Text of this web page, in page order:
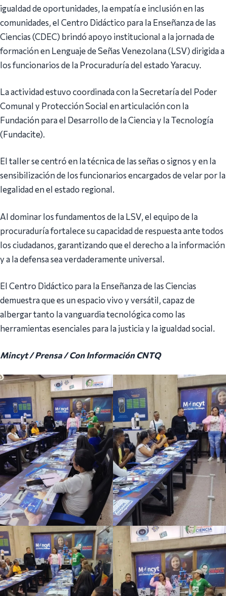
igualdad de oportunidades, la empatía e inclusión en las
comunidades, el Centro Didáctico para la Enseñanza de las
Ciencias (CDEC) brindó apoyo institucional a la jornada de
formación en Lenguaje de Señas Venezolana (LSV) dirigida a
los funcionarios de la Procuraduría del estado Yaracuy.
La actividad estuvo coordinada con la Secretaría del Poder
Comunal y Protección Social en articulación con la
Fundación para el Desarrollo de la Ciencia y la Tecnología
(Fundacite).
El taller se centró en la técnica de las señas o signos y en la
sensibilización de los funcionarios encargados de velar por la
legalidad en el estado regional.
Al dominar los fundamentos de la LSV, el equipo de la
procuraduría fortalece su capacidad de respuesta ante todos
los ciudadanos, garantizando que el derecho a la información
y a la defensa sea verdaderamente universal.
El Centro Didáctico para la Enseñanza de las Ciencias
demuestra que es un espacio vivo y versátil, capaz de
albergar tanto la vanguardia tecnológica como las
herramientas esenciales para la justicia y la igualdad social.
Mincyt / Prensa / Con Información CNTQ